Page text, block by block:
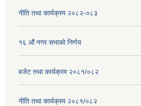
नीति तथा कार्यक्रम २०८२-०८३
१६ ‌औं नगर सभाकाे निर्णय
बजेट तथा कार्यक्रम २०८१/०८२
नीति तथा कार्यक्रम २०८१/०८२